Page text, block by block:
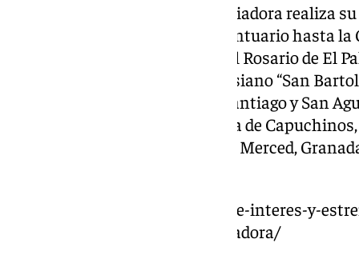
La Archicofradía de María Auxiliadora realiza
20 a las 18:00 horas desde el Santuario hasta
andas de rosario de la Virgen del Rosario de El
y centro juvenil del colegio Salesiano “San
templos de la Divina Pastora, Santiago y San
Eduardo Domínguez Ávila, Plaza de
Peña, Madre de Dios, Plaza de la Merced,
https://www.101tv.es/puntos-de-interes-y-
extraordinaria-de-maria-auxiliadora/